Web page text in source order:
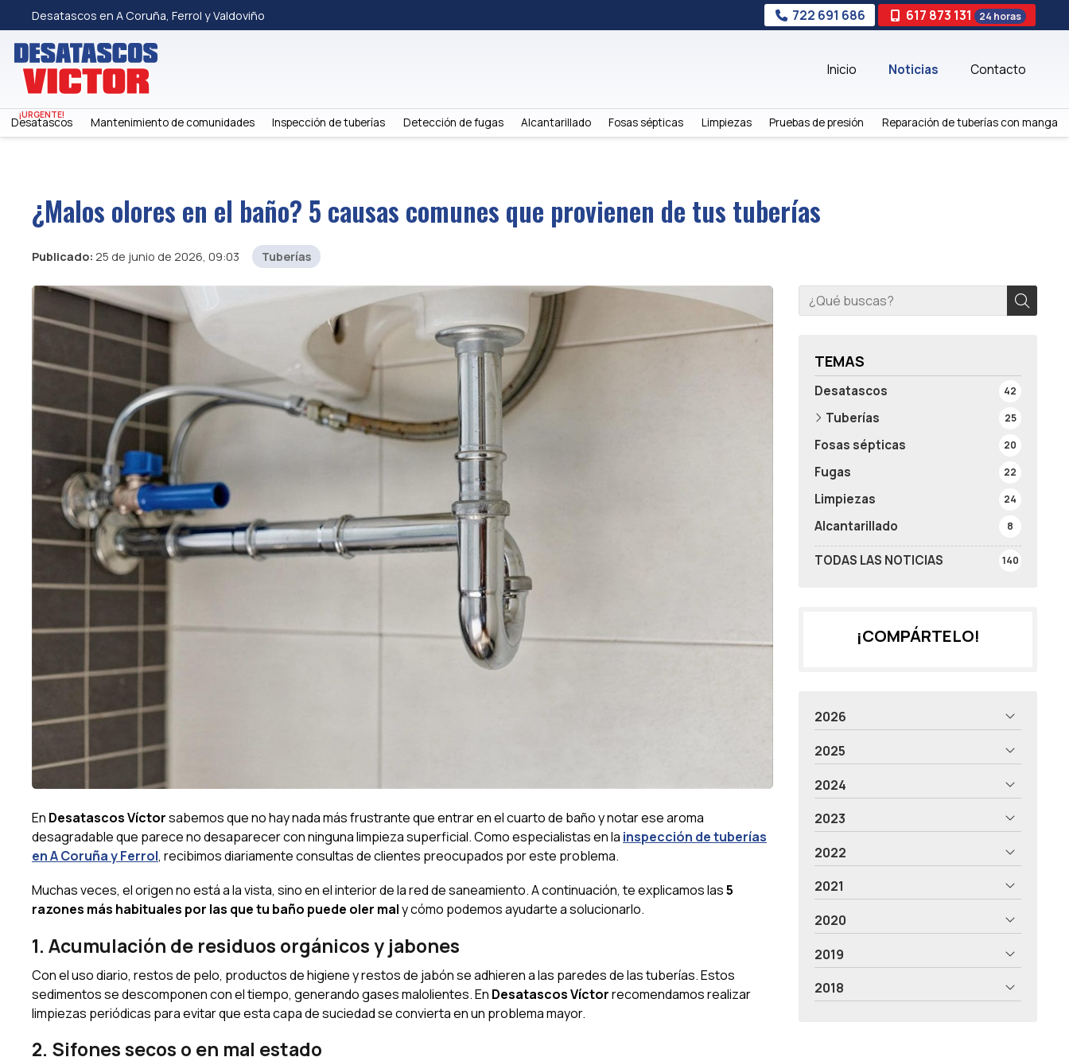
Desatascos en A Coruña, Ferrol y Valdoviño 722 691 686 617 873 131 24 horas
Inicio Noticias Contacto
Desatascos Mantenimiento de comunidades Inspección de tuberías Detección de fugas Alcantarillado Fosas sépticas Limpiezas Pruebas de presión Reparación de tuberías con manga
¿Malos olores en el baño? 5 causas comunes que provienen de tus tuberías
Publicado: 25 de junio de 2026, 09:03 Tuberías
TEMAS
TODAS LAS NOTICIAS 140
Desatascos 42
Tuberías 25
Fosas sépticas 20
Fugas 22
Limpiezas 24
Alcantarillado 8
En Desatascos Víctorsabemos que no hay nada más frustrante que entrar en el cuarto de baño y notar ese aroma
desagradable que parece no desaparecer con ninguna limpieza superficial. Como especialistas en la inspección de tuberías
en A Coruña y Ferrol, recibimos diariamente consultas de clientes preocupados por este problema.
Muchas veces, el origen no está a la vista, sino en el interior de la red de saneamiento. A continuación, te explicamos las5
razones más habituales por las que tu baño puede oler maly cómo podemos ayudarte a solucionarlo.
1. Acumulación de residuos orgánicos y jabones
Con el uso diario, restos de pelo, productos de higiene y restos de jabón se adhieren a las paredes de las tuberías. Estos
sedimentos se descomponen con el tiempo, generando gases malolientes. En Desatascos Víctorrecomendamos realizar
limpiezas periódicas para evitar que esta capa de suciedad se convierta en un problema mayor.
2. Sifones secos o en mal estado
¡COMPÁRTELO!
2026
2025
2024
2023
2022
2021
2020
2019
2018